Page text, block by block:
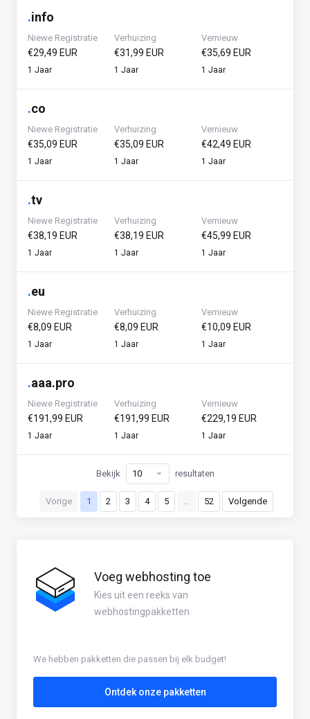
.info
Niewe Registratie
€29,49 EUR
1 Jaar
Verhuizing
€31,99 EUR
1 Jaar
Vernieuw
€35,69 EUR
1 Jaar
.co
Niewe Registratie
€35,09 EUR
1 Jaar
Verhuizing
€35,09 EUR
1 Jaar
Vernieuw
€42,49 EUR
1 Jaar
.tv
Niewe Registratie
€38,19 EUR
1 Jaar
Verhuizing
€38,19 EUR
1 Jaar
Vernieuw
€45,99 EUR
1 Jaar
.eu
Niewe Registratie
€8,09 EUR
1 Jaar
Verhuizing
€8,09 EUR
1 Jaar
Vernieuw
€10,09 EUR
1 Jaar
.aaa.pro
Niewe Registratie
€191,99 EUR
1 Jaar
Verhuizing
€191,99 EUR
1 Jaar
Vernieuw
€229,19 EUR
1 Jaar
Vorige 1 2 3 4 5 … 52 Volgende
Bekijk resultaten
Voeg webhosting toe
Kies uit een reeks van
webhostingpakketten
We hebben pakketten die passen bij elk budget!
Ontdek onze pakketten